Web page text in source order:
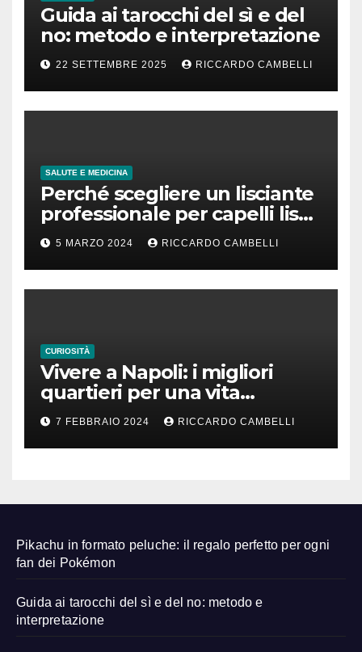
Guida ai tarocchi del sì e del
no: metodo e interpretazione
22 SETTEMBRE 2025 RICCARDO CAMBELLI
SALUTE E MEDICINA
Perché scegliere un lisciante
professionale per capelli lisci
che durano
5 MARZO 2024 RICCARDO CAMBELLI
CURIOSITÀ
Vivere a Napoli: i migliori
quartieri per una vita
familiare felice
7 FEBBRAIO 2024 RICCARDO CAMBELLI
Pikachu in formato peluche: il regalo perfetto per ogni
fan dei Pokémon
Guida ai tarocchi del sì e del no: metodo e
interpretazione